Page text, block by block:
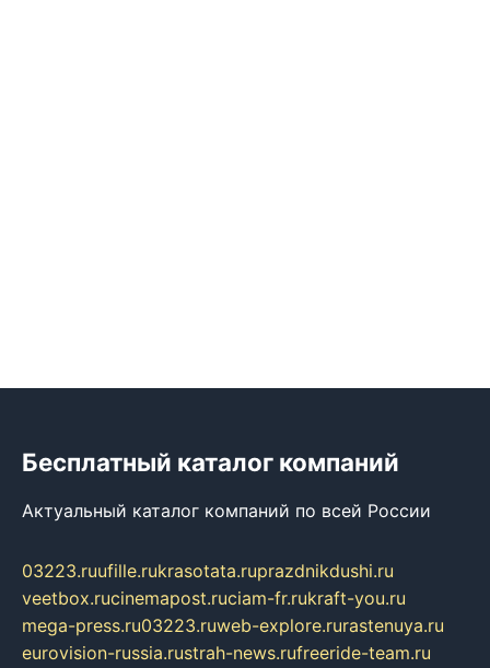
Бесплатный каталог компаний
Актуальный каталог компаний по всей России
03223.ruufille.rukrasotata.ruprazdnikdushi.ru
veetbox.rucinemapost.ruciam-fr.rukraft-you.ru
mega-press.ru03223.ruweb-explore.rurastenuya.ru
eurovision-russia.rustrah-news.rufreeride-team.ru